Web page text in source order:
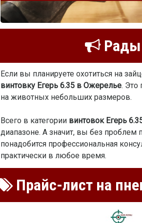
Рады
Если вы планируете охотиться на
винтовку Егерь 6.35 в Ожерелье. Это
на животных небольших размеров.
Всего в категории винтовок Егерь
диапазоне. А значит, вы без проблем
понадобится профессиональная
практически в любое время.
Прайс-лист на